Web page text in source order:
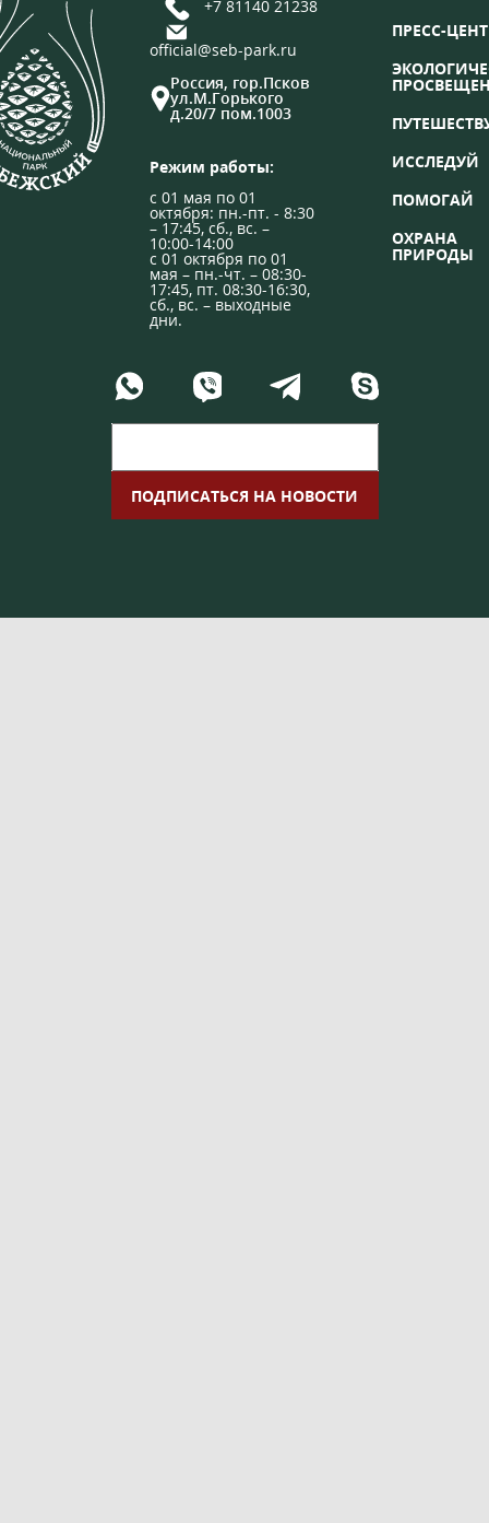
+7 81140 21238
official@seb-park.ru
Россия, гор.Псков
ул.М.Горького
д.20/7 пом.1003
Режим работы:
с 01 мая по 01
октября: пн.-пт. - 8:30
– 17:45, сб., вс. –
10:00-14:00
с 01 октября по 01
мая – пн.-чт. – 08:30-
17:45, пт. 08:30-16:30,
сб., вс. – выходные
дни.
ПРЕСС-
ИССЛЕДУЙ
ПОМОГАЙ
ОХРАНА
ПРИРОДЫ